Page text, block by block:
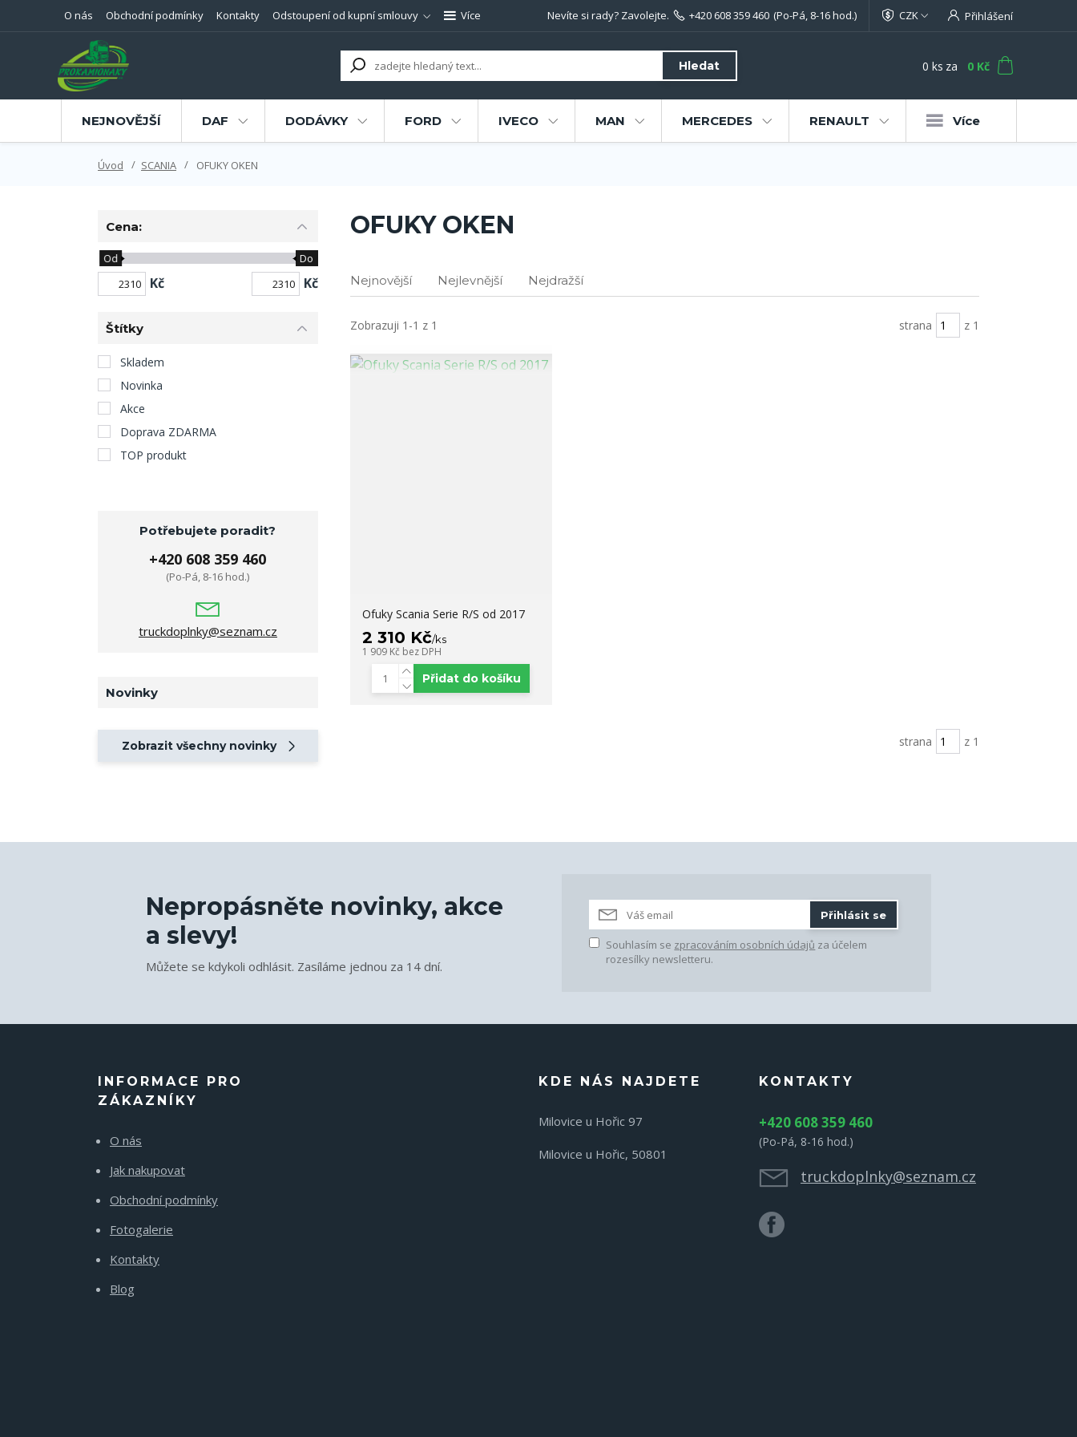
O nás Obchodní podmínky Kontakty Odstoupení od kupní smlouvy Více CZK Přihlášení
Hledat
Nevíte si rady? Zavolejte. +420 608 359 460 (Po-Pá, 8-16 hod.)
0 ks za 0 Kč
NEJNOVĚJŠÍ DAF DODÁVKY FORD IVECO MAN MERCEDES RENAULT Více
Úvod SCANIA OFUKY OKEN
OFUKY OKEN
Nejnovější Nejlevnější Nejdražší
Zobrazuji 1-1 z 1 strana z 1
Ofuky Scania Serie R/S od 2017
2 310 Kč/ks
1 909 Kč bez DPH
Přidat do košíku
strana z 1
Cena:
Kč
Od Do
Kč
Štítky
Skladem
Novinka
Akce
Doprava ZDARMA
TOP produkt
Potřebujete poradit?
+420 608 359 460
(Po-Pá, 8-16 hod.)
truckdoplnky@seznam.cz
Novinky
Zobrazit všechny novinky
Nepropásněte novinky, akce
a slevy!
Můžete se kdykoli odhlásit. Zasíláme jednou za 14 dní.
Přihlásit se
Souhlasím se zpracováním osobních údajů za účelem
rozesílky newsletteru.
INFORMACE PRO
ZÁKAZNÍKY
O nás
Jak nakupovat
Obchodní podmínky
Fotogalerie
Kontakty
Blog
KDE NÁS NAJDETE
Milovice u Hořic 97
Milovice u Hořic, 50801
KONTAKTY
+420 608 359 460
(Po-Pá, 8-16 hod.)
truckdoplnky@seznam.cz